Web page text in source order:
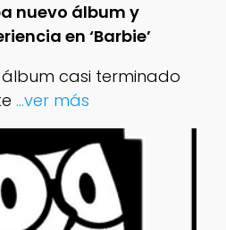
nuevo álbum y
en ‘Barbie’
álbum casi terminado
...ver más